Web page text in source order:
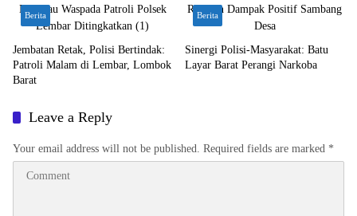
Berita
Jembatan Retak, Polisi Bertindak:
Patroli Malam di Lembar, Lombok
Barat
Berita
Sinergi Polisi-Masyarakat: Batu
Layar Barat Perangi Narkoba
Leave a Reply
Your email address will not be published. Required fields are marked *